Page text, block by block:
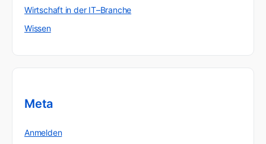
Wirtschaft in der IT–Branche
Wissen
Meta
Anmelden